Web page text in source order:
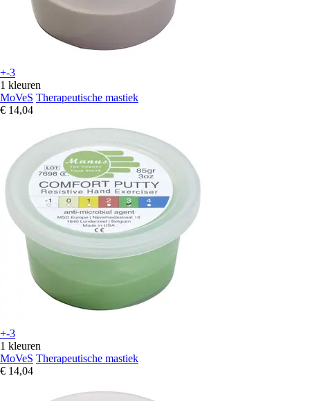
+-3
1 kleuren
MoVeS Therapeutische mastiek
€ 14,04
+-3
1 kleuren
MoVeS Therapeutische mastiek
€ 14,04